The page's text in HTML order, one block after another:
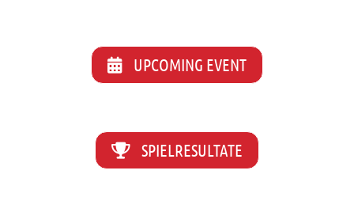
UPCOMING EVENT
SPIELRESULTATE